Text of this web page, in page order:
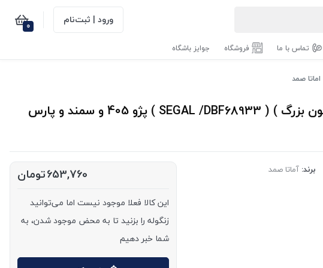
ورود | ثبت‌نام 0
تماس با ما فروشگاه جوایز باشگاه
بلبرینگ داخلی بازویی عقب ( بلبرینگ ژامبون بزرگ ) ( SEGAL /DBF68933 ) پژو 405 و سمند و پارس
برند: آماتا صمد 653,760تومان
این کالا فعلا موجود نیست اما می‌توانید
زنگوله را بزنید تا به محض موجود شدن، به
شما خبر دهیم